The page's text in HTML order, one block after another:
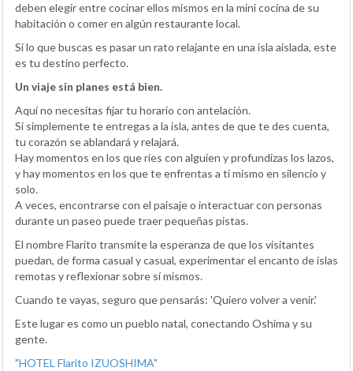
deben elegir entre cocinar ellos mismos en la mini cocina de su
habitación o comer en algún restaurante local.
Si lo que buscas es pasar un rato relajante en una isla aislada, este
es tu destino perfecto.
Un viaje sin planes está bien.
Aquí no necesitas fijar tu horario con antelación.
Si simplemente te entregas a la isla, antes de que te des cuenta,
tu corazón se ablandará y relajará.
Hay momentos en los que ríes con alguien y profundizas los lazos,
y hay momentos en los que te enfrentas a ti mismo en silencio y
solo.
A veces, encontrarse con el paisaje o interactuar con personas
durante un paseo puede traer pequeñas pistas.
El nombre Flarito transmite la esperanza de que los visitantes
puedan, de forma casual y casual, experimentar el encanto de islas
remotas y reflexionar sobre sí mismos.
Cuando te vayas, seguro que pensarás: 'Quiero volver a venir.'
Este lugar es como un pueblo natal, conectando Oshima y su
gente.
"HOTEL Flarito IZUOSHIMA"